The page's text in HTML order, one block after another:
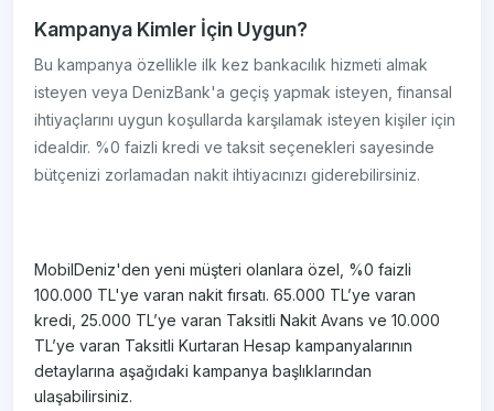
Kampanya Kimler İçin Uygun?
Bu kampanya özellikle ilk kez bankacılık hizmeti almak
isteyen veya DenizBank'a geçiş yapmak isteyen, finansal
ihtiyaçlarını uygun koşullarda karşılamak isteyen kişiler için
idealdir. %0 faizli kredi ve taksit seçenekleri sayesinde
bütçenizi zorlamadan nakit ihtiyacınızı giderebilirsiniz.
MobilDeniz'den yeni müşteri olanlara özel, %0 faizli
100.000 TL'ye varan nakit fırsatı. 65.000 TL’ye varan
kredi, 25.000 TL’ye varan Taksitli Nakit Avans ve 10.000
TL’ye varan Taksitli Kurtaran Hesap kampanyalarının
detaylarına aşağıdaki kampanya başlıklarından
ulaşabilirsiniz.